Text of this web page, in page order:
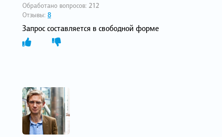
Обработано вопросов: 212
Отзывы: 8
Запрос составляется в свободной форме